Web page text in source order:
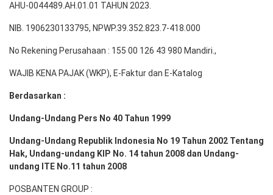
AHU-0044489.AH.01.01 TAHUN 2023.
NIB. 1906230133795, NPWP.39.352.823.7-418.000
No Rekening Perusahaan : 155 00 126 43 980 Mandiri.,
WAJIB KENA PAJAK (WKP), E-Faktur dan E-Katalog
Berdasarkan :
Undang-Undang Pers No 40 Tahun 1999
Undang-Undang Republik Indonesia No 19 Tahun 2002 Tentang
Hak, Undang-undang KIP No. 14 tahun 2008 dan Undang-
undang ITE No.11 tahun 2008
POSBANTEN GROUP :